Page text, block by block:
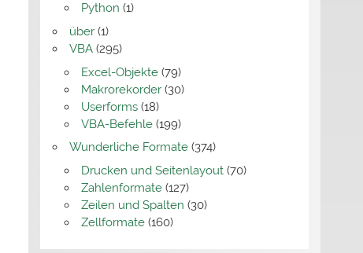
Python (1)
über(1)
VBA(295)
Excel-Objekte (79)
Makrorekorder (30)
Userforms (18)
VBA-Befehle (199)
Wunderliche Formate(374)
Drucken und Seitenlayout (70)
Zahlenformate (127)
Zeilen und Spalten (30)
Zellformate (160)